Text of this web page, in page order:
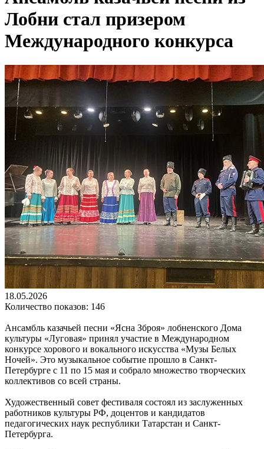
Лобни стал призером
Международного конкурса
18.05.2026
Количество показов: 146
Ансамбль казачьей песни «Ясна Зброя» лобненского Дома
культуры «Луговая» принял участие в Международном
конкурсе хорового и вокального искусства «Музы Белых
Ночей». Это музыкальное событие прошло в Санкт-
Петербурге с 11 по 15 мая и собрало множество творческих
коллективов со всей страны.
Художественный совет фестиваля состоял из заслуженных
работников культуры РФ, доцентов и кандидатов
педагогических наук республики Татарстан и Санкт-
Петербурга.